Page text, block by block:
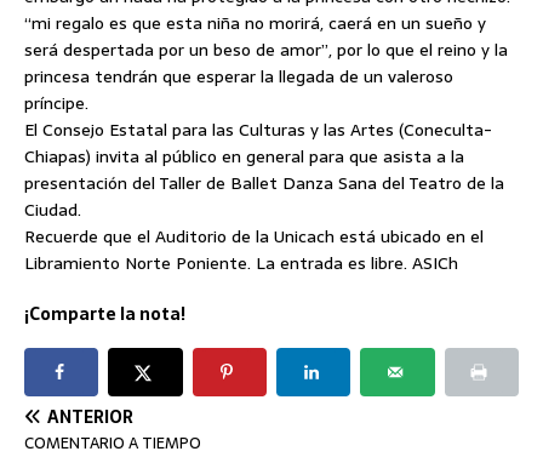
“mi regalo es que esta niña no morirá, caerá en un sueño y
será despertada por un beso de amor”, por lo que el reino y la
princesa tendrán que esperar la llegada de un valeroso
príncipe.
El Consejo Estatal para las Culturas y las Artes (Coneculta-
Chiapas) invita al público en general para que asista a la
presentación del Taller de Ballet Danza Sana del Teatro de la
Ciudad.
Recuerde que el Auditorio de la Unicach está ubicado en el
Libramiento Norte Poniente. La entrada es libre. ASICh
¡Comparte la nota!
ANTERIOR
COMENTARIO A TIEMPO